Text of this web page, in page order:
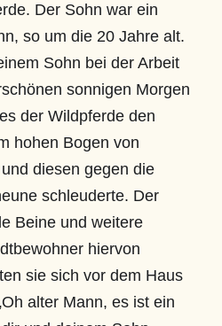
Der Sohn war ein
so um die 20 Jahre alt.
Sohn bei der Arbeit
sonnigen Morgen
der Wildpferde den
hohen Bogen von
diesen gegen die
schleuderte. Der
Beine und weitere
hiervon
sie sich vor dem Haus
alter Mann, es ist ein